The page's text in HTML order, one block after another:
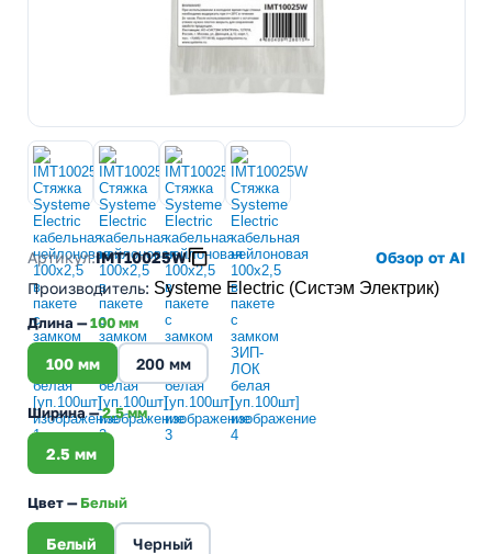
Артикул:IMT10025W
Обзор от AI
Производитель: Systeme Electric (Систэм Электрик)
Длина —100 мм
100 мм 200 мм
Ширина —2.5 мм
2.5 мм
Цвет —Белый
Белый Черный